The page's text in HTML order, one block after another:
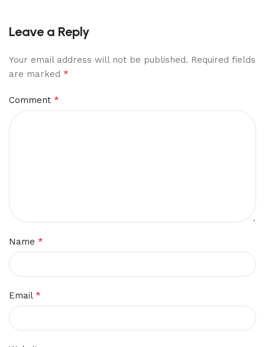
Leave a Reply
Your email address will not be published. Required fields
are marked *
Comment *
Name *
Email *